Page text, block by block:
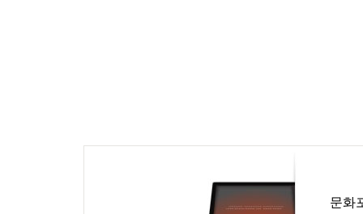
문화